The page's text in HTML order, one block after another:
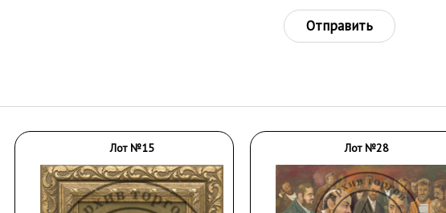
Отправить
Лот №15 Лот №28